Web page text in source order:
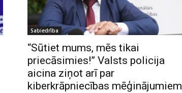
Sabiedrība
“Sūtiet mums, mēs tikai
priecāsimies!” Valsts policija
aicina ziņot arī par
kiberkrāpniecības mēģinājumiem